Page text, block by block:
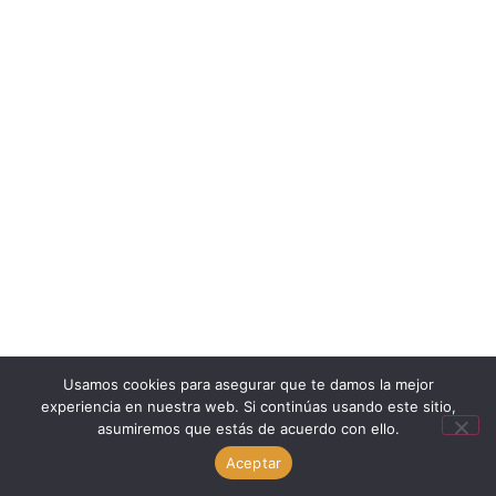
Usamos cookies para asegurar que te damos la mejor
experiencia en nuestra web. Si continúas usando este sitio,
asumiremos que estás de acuerdo con ello.
Aceptar